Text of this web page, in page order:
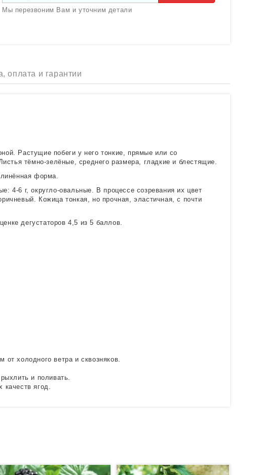
Мы перезвоним Вам и уточним детали
оплата и гарантии
Растущие побеги у него тонкие, прямые или со
тёмно-зелёные, среднего размера, гладкие и блестящие.
форма.
4-6 г, округло-овальные. В процессе созревания их цвет
Кожица тонкая, но прочная, эластичная, с почти
дегустаторов 4,5 из 5 баллов.
холодного ветра и сквозняков.
и поливать.
качеств ягод.